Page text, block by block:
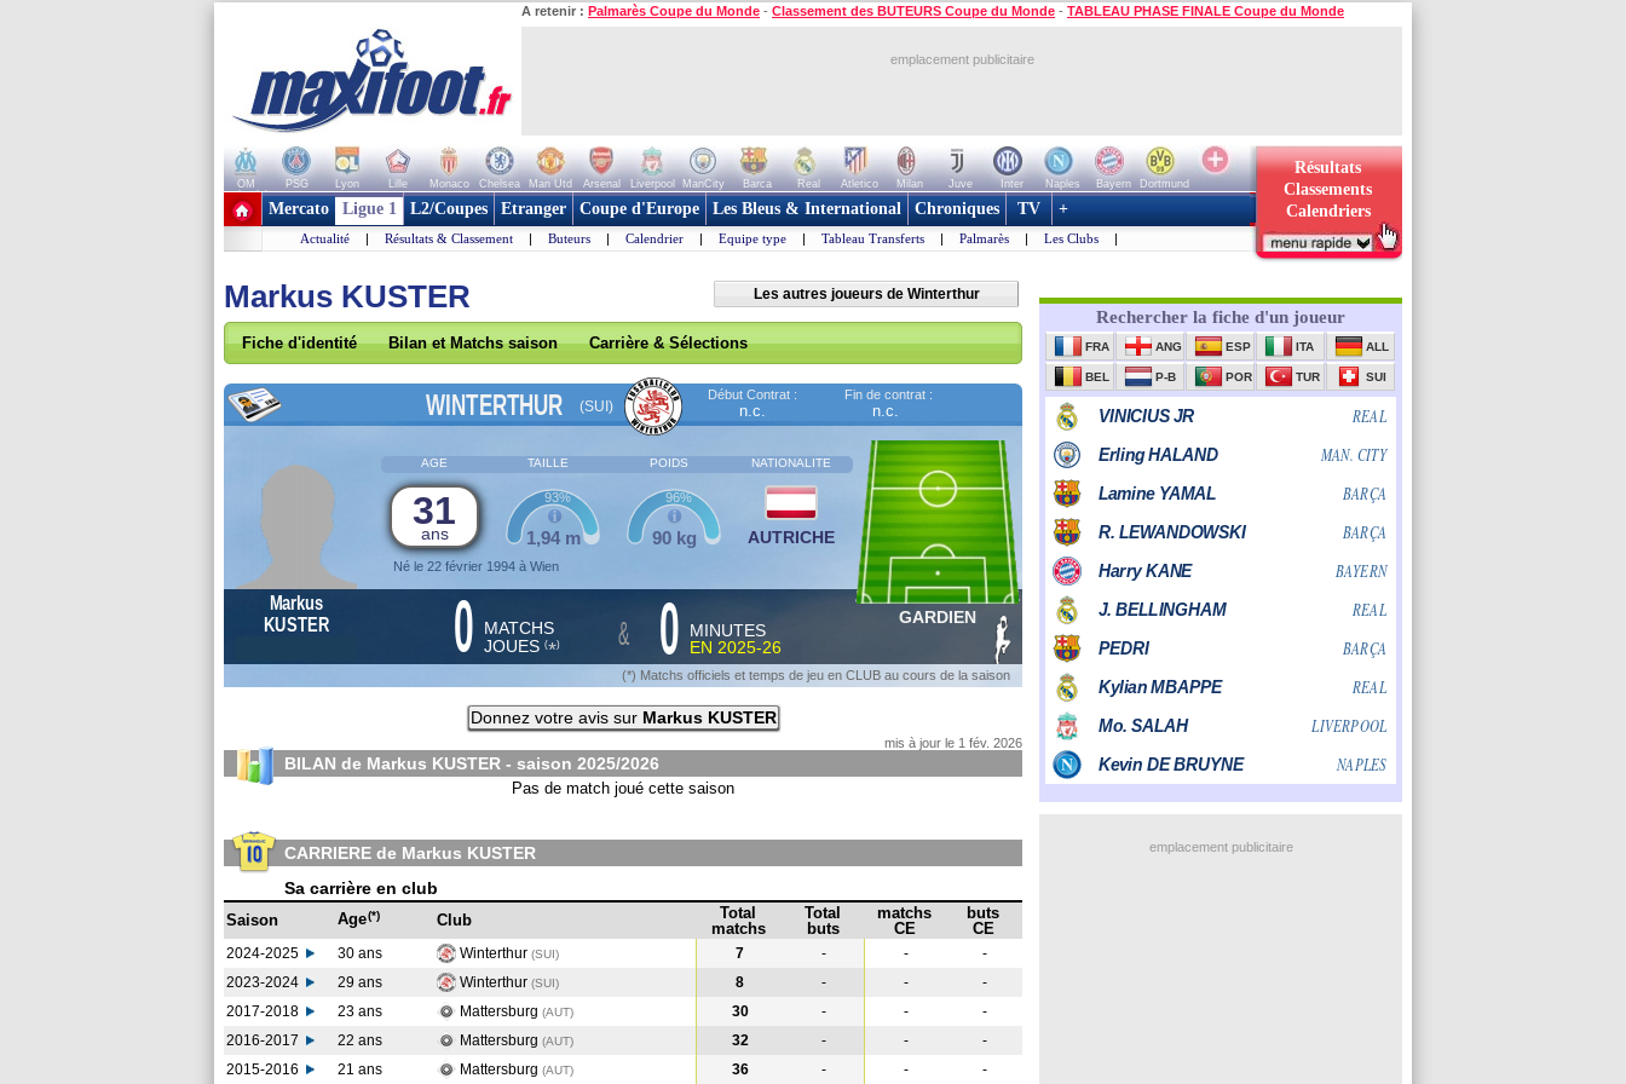
A retenir : Palmarès Coupe du Monde - Classement des BUTEURS Coupe du Monde - TABLEAU PHASE FINALE Coupe du Monde
emplacement publicitaire
OM PSG Lyon Lille Monaco Chelsea Man Utd Arsenal Liverpool ManCity Barca Real Atletico Milan Juve Inter Naples Bayern
Dortmund
+ de clubs
Résultats
Classements
Calendriers
Mercato Ligue 1 L2/Coupes Etranger Coupe d'Europe Les Bleus & International Chroniques TV +
Actualité | Résultats & Classement | Buteurs | Calendrier | Equipe type | Tableau Transferts | Palmarès | Les Clubs |
Markus KUSTER Les autres joueurs de Winterthur
Fiche d'identité Bilan et Matchs saison Carrière & Sélections
WINTERTHUR (SUI)
Début Contrat :
n.c.
Fin de contrat :
n.c.
AGE TAILLE POIDS NATIONALITE
31
ans
Né le 22 février 1994 à Wien
1,94 m
93%
90 kg
96%
AUTRICHE
Markus
KUSTER
0 MATCHS
JOUES (*) & 0
MINUTES
EN 2025-26
GARDIEN
(*) Matchs officiels et temps de jeu en CLUB au cours de la saison
Donnez votre avis sur Markus KUSTER
mis à jour le 1 fév. 2026
BILAN de Markus KUSTER - saison 2025/2026
Pas de match joué cette saison
CARRIERE de Markus KUSTER
Sa carrière en club
Saison Age(*) Club
Total
matchs
Total
buts
matchs
CE
buts
CE
2024-2025 30 ans Winterthur (SUI) 7 - -
-
2023-2024
29 ans Winterthur (SUI) 8 - -
-
2017-2018
23 ans Mattersburg (AUT) 30 - -
-
2016-2017
22 ans Mattersburg (AUT) 32 - -
-
2015-2016
21 ans Mattersburg (AUT) 36 - -
-
emplacement publicitaire